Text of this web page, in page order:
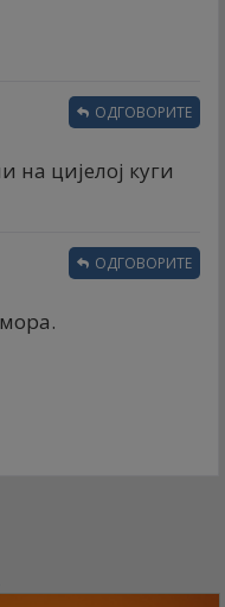
на цијелој куги
ОДГОВОРИТЕ
ОДГОВОРИТЕ